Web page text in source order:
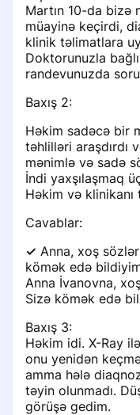
Martın 10-da bizə
müayinə keçirdi,
klinik təlimatlara
Doktorunuzla
randevunuzda
Baxış 2:
Həkim sadəcə bir
təhlilləri araşdırdı
mənimlə və sadə
İndi yaxşılaşmaq
Həkim və
Cavablar:
✓ Anna, xoş
kömək edə
Anna İvanovna,
Sizə kömək edə
Baxış 3:
Həkim idi. X-Ray
onu yenidən
amma hələ
təyin olunmadı.
görüşə gedim.